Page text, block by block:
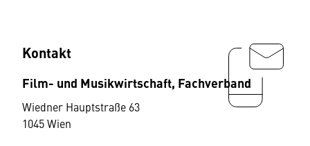
Kontakt
Film- und Musikwirtschaft, Fachverband
Wiedner Hauptstraße 63
1045 Wien